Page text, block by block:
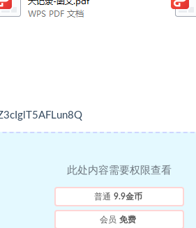
此处内容需要权限查看
普通 9.9金币
会员 免费